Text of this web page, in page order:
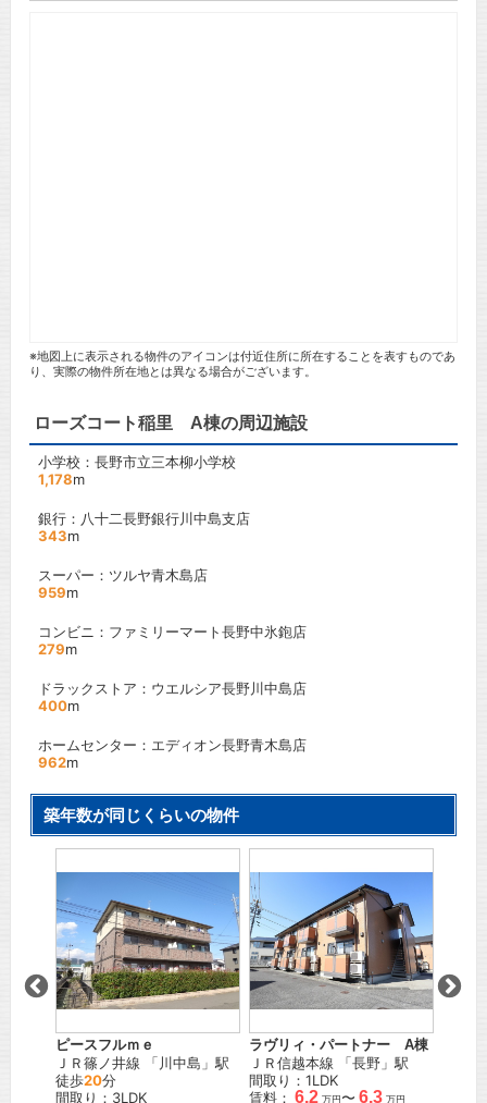
※地図上に表示される物件のアイコンは付近住所に所在することを表すものであ
り、実際の物件所在地とは異なる場合がございます。
ローズコート稲里 A棟の周辺施設
小学校：長野市立三本柳小学校
1,178m
銀行：八十二長野銀行川中島支店
343m
スーパー：ツルヤ青木島店
959m
コンビニ：ファミリーマート長野中氷鉋店
279m
ドラックストア：ウエルシア長野川中島店
400m
ホームセンター：エディオン長野青木島店
962m
築年数が同じくらいの物件
ピースフルｍｅ
ＪＲ篠ノ井線 「川中島 」駅
徒歩20分
間取り：3LDK
ラヴリィ・パートナー A棟
ＪＲ信越本線 「長野 」駅
間取り：1LDK
賃料： 6.2 万円〜 6.3 万円